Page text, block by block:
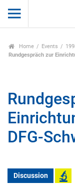
Home Events
Rundgespräch zur
DFG-
Discussion